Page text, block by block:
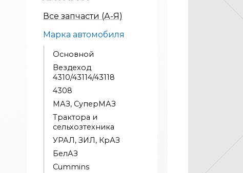
Все запчасти (А-Я)
Марка автомобиля
Основной
Вездеход
4310/43114/43118
4308
МАЗ, СуперМАЗ
Трактора и
сельхозтехника
УРАЛ, ЗИЛ, КрАЗ
БелАЗ
Cummins